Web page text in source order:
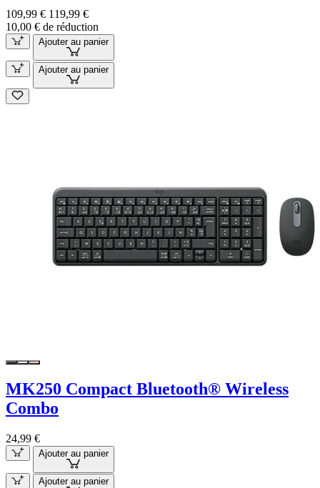
109,99 € 119,99 €
10,00 € de réduction
Ajouter au panier
Ajouter au panier
MK250 Compact Bluetooth® Wireless
Combo
24,99 €
Ajouter au panier
Ajouter au panier